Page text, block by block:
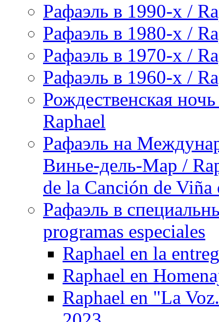
Рафаэль в 1990-х /
Рафаэль в 1980-х /
Рафаэль в 1970-х /
Рафаэль в 1960-х /
Рождественская
Raphael
Рафаэль на
Винье-дель-Мар /
de la Canción de
Рафаэль в
programas especiales
Raphael en la
Raphael en
Raphael en "La